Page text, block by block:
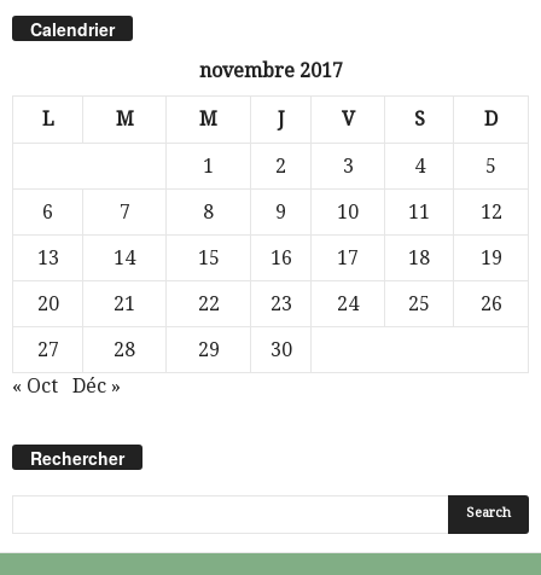
Calendrier
novembre 2017
L M M J V S D
1 2 3 4
5
6
7 8 9 10 11
12
13
14 15 16 17 18
19
20
21 22 23 24 25
26
27
28 29
30
« Oct
Déc »
Rechercher